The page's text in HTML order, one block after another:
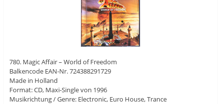
780. Magic Affair – World of Freedom
Balkencode EAN-Nr. 724388291729
Made in Holland
Format: CD, Maxi-Single von 1996
Musikrichtung / Genre: Electronic, Euro House, Trance